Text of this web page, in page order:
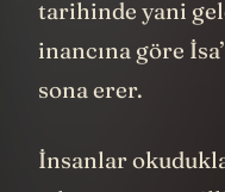
tarihinde yani
inancına göre
sona erer.
İnsanlar